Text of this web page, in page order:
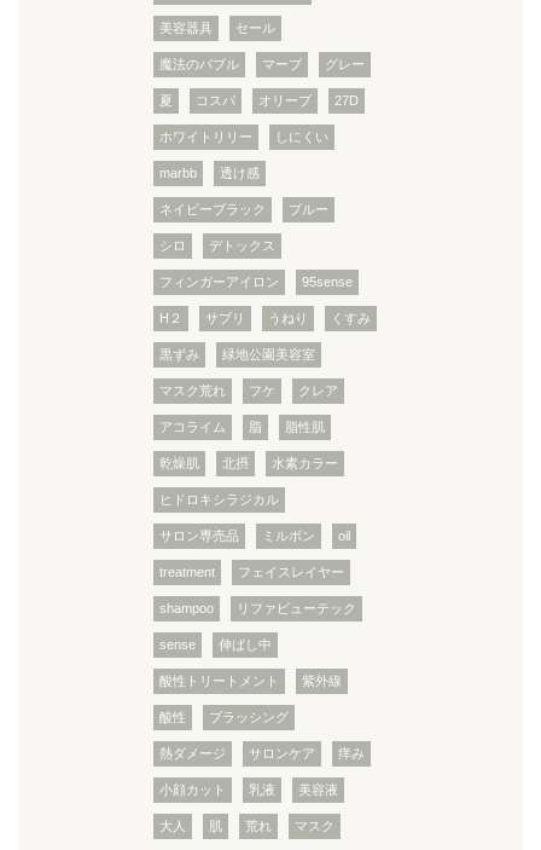
美容器具 セール
魔法のバブル マーブ グレー
夏 コスパ オリーブ 27D
ホワイトリリー しにくい
marbb 透け感
ネイビーブラック ブルー
シロ デトックス
フィンガーアイロン 95sense
H２ サプリ うねり くすみ
黒ずみ 緑地公園美容室
マスク荒れ フケ クレア
アコライム 脂 脂性肌
乾燥肌 北摂 水素カラー
ヒドロキシラジカル
サロン専売品 ミルボン oil
treatment フェイスレイヤー
shampoo リファビューテック
sense 伸ばし中
酸性トリートメント 紫外線
酸性 ブラッシング
熱ダメージ サロンケア 痒み
小顔カット 乳液 美容液
大人 肌 荒れ マスク